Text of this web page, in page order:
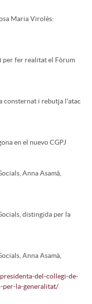
Maria Virolès:
per fer realitat el Fòrum
consternat i rebutja l'atac
en el nuevo CGPJ
Anna Asamà,
distingida per la
Anna Asamà,
del-collegi-de-
per-la-generalitat/